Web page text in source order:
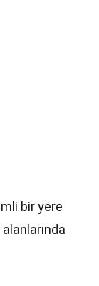
bir yere